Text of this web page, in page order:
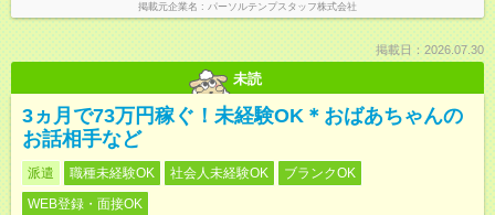
掲載元企業名 パーソルテンプスタッフ株式会社
掲載日：2026.07.30
未読
3ヵ月で73万円稼ぐ！未経験OK＊おばあちゃんの
お話相手など
派遣 職種未経験OK 社会人未経験OK
ブランクOK
WEB登録・面接OK